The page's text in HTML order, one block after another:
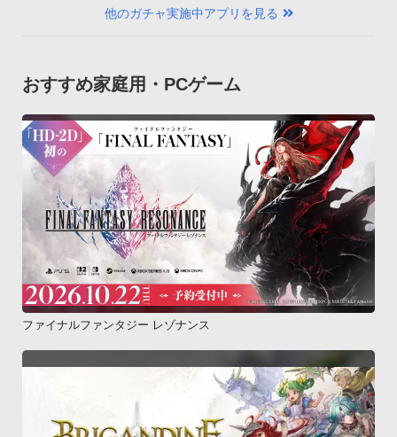
他のガチャ実施中アプリを見る
おすすめ家庭用・PCゲーム
ファイナルファンタジー レゾナンス